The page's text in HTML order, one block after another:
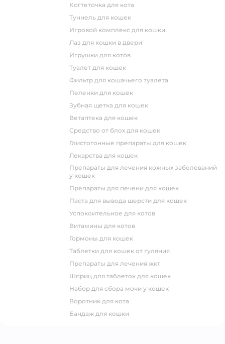
когтеточка для кота
туннель для кошек
игровой комплекс для кошки
лаз для кошки в двери
игрушки для котов
туалет для кошек
фильтр для кошачьего туалета
пеленки для кошек
зубная щетка для кошек
ветаптека для кошек
средство от блох для кошек
глистогонные препараты для кошек
лекарства для кошек
препараты для лечения кожных заболеваний
у кошек
препараты для печени для кошек
паста для вывода шерсти для кошек
успокоительное для котов
витамины для котов
гормоны для кошек
таблетки для кошек от гуляния
препараты для лечения жкт
шприц для таблеток для кошек
набор для сбора мочи у кошек
воротник для кота
бандаж для кошки